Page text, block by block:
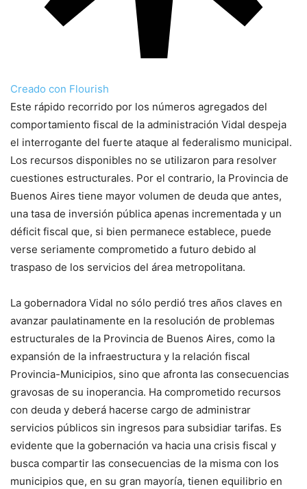
Creado con Flourish
Este rápido recorrido por los números agregados del
comportamiento fiscal de la administración Vidal despeja
el interrogante del fuerte ataque al federalismo municipal.
Los recursos disponibles no se utilizaron para resolver
cuestiones estructurales. Por el contrario, la Provincia de
Buenos Aires tiene mayor volumen de deuda que antes,
una tasa de inversión pública apenas incrementada y un
déficit fiscal que, si bien permanece establece, puede
verse seriamente comprometido a futuro debido al
traspaso de los servicios del área metropolitana.
La gobernadora Vidal no sólo perdió tres años claves en
avanzar paulatinamente en la resolución de problemas
estructurales de la Provincia de Buenos Aires, como la
expansión de la infraestructura y la relación fiscal
Provincia-Municipios, sino que afronta las consecuencias
gravosas de su inoperancia. Ha comprometido recursos
con deuda y deberá hacerse cargo de administrar
servicios públicos sin ingresos para subsidiar tarifas. Es
evidente que la gobernación va hacia una crisis fiscal y
busca compartir las consecuencias de la misma con los
municipios que, en su gran mayoría, tienen equilibrio en